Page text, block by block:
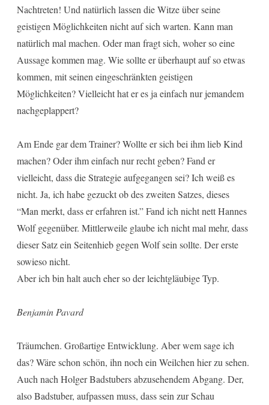
Nachtreten! Und natürlich lassen die Witze über seine
geistigen Möglichkeiten nicht auf sich warten. Kann man
natürlich mal machen. Oder man fragt sich, woher so eine
Aussage kommen mag. Wie sollte er überhaupt auf so etwas
kommen, mit seinen eingeschränkten geistigen
Möglichkeiten? Vielleicht hat er es ja einfach nur jemandem
nachgeplappert?
Am Ende gar dem Trainer? Wollte er sich bei ihm lieb Kind
machen? Oder ihm einfach nur recht geben? Fand er
vielleicht, dass die Strategie aufgegangen sei? Ich weiß es
nicht. Ja, ich habe gezuckt ob des zweiten Satzes, dieses
“Man merkt, dass er erfahren ist.” Fand ich nicht nett Hannes
Wolf gegenüber. Mittlerweile glaube ich nicht mal mehr, dass
dieser Satz ein Seitenhieb gegen Wolf sein sollte. Der erste
sowieso nicht.
Aber ich bin halt auch eher so der leichtgläubige Typ.
Benjamin Pavard
Träumchen. Großartige Entwicklung. Aber wem sage ich
das? Wäre schon schön, ihn noch ein Weilchen hier zu sehen.
Auch nach Holger Badstubers abzusehendem Abgang. Der,
also Badstuber, aufpassen muss, dass sein zur Schau